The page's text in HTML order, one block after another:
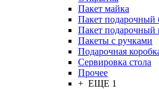
Пакет майка
Пакет
Пакет подарочный
Пакеты с ручками
Подарочная
Сервировка стола
Прочее
+ ЕЩЕ 1